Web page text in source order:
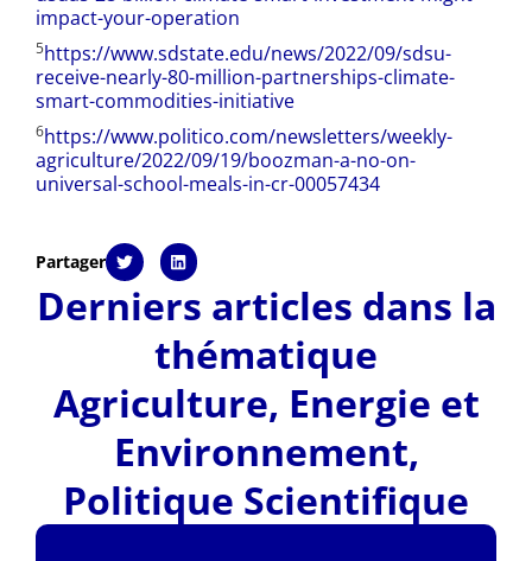
impact-your-operation
5https://www.sdstate.edu/news/2022/09/sdsu-
receive-nearly-80-million-partnerships-climate-
smart-commodities-initiative
6https://www.politico.com/newsletters/weekly-
agriculture/2022/09/19/boozman-a-no-on-
universal-school-meals-in-cr-00057434
Partager
Derniers articles dans la
thématique
Agriculture, Energie et
Environnement,
Politique Scientifique